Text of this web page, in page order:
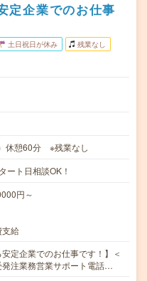
定企業でのお仕事
土日祝日が休み 残業なし
休憩60分 ※残業なし
ート日相談OK！
円～
支給
定企業でのお仕事です！】＜
注業務営業サポート電話…